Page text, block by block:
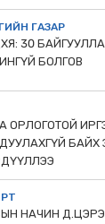
ГАЗАР
30
БОЛГОВ
ОРЛОГОТОЙ
БАЙХ
НАЧИН